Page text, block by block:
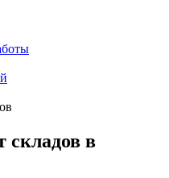
складов в